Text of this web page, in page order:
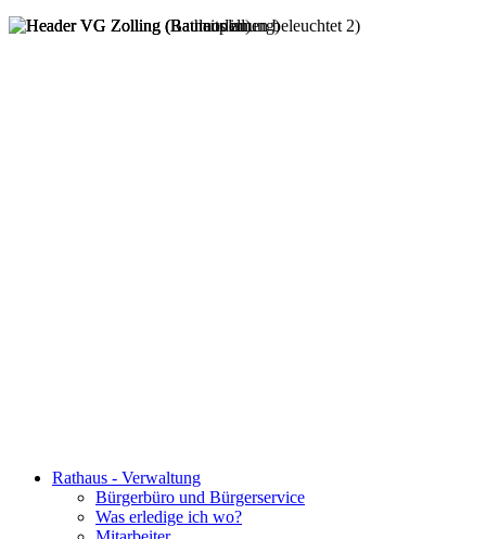
Rathaus - Verwaltung
Bürgerbüro und Bürgerservice
Was erledige ich wo?